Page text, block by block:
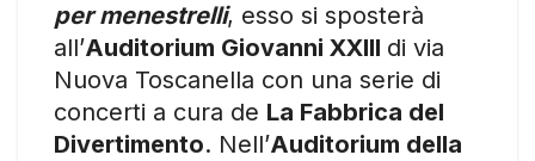
per menestrelli, esso si sposterà
all’Auditorium Giovanni XXIII di via
Nuova Toscanella con una serie di
concerti a cura de La Fabbrica del
Divertimento. Nell’Auditorium della